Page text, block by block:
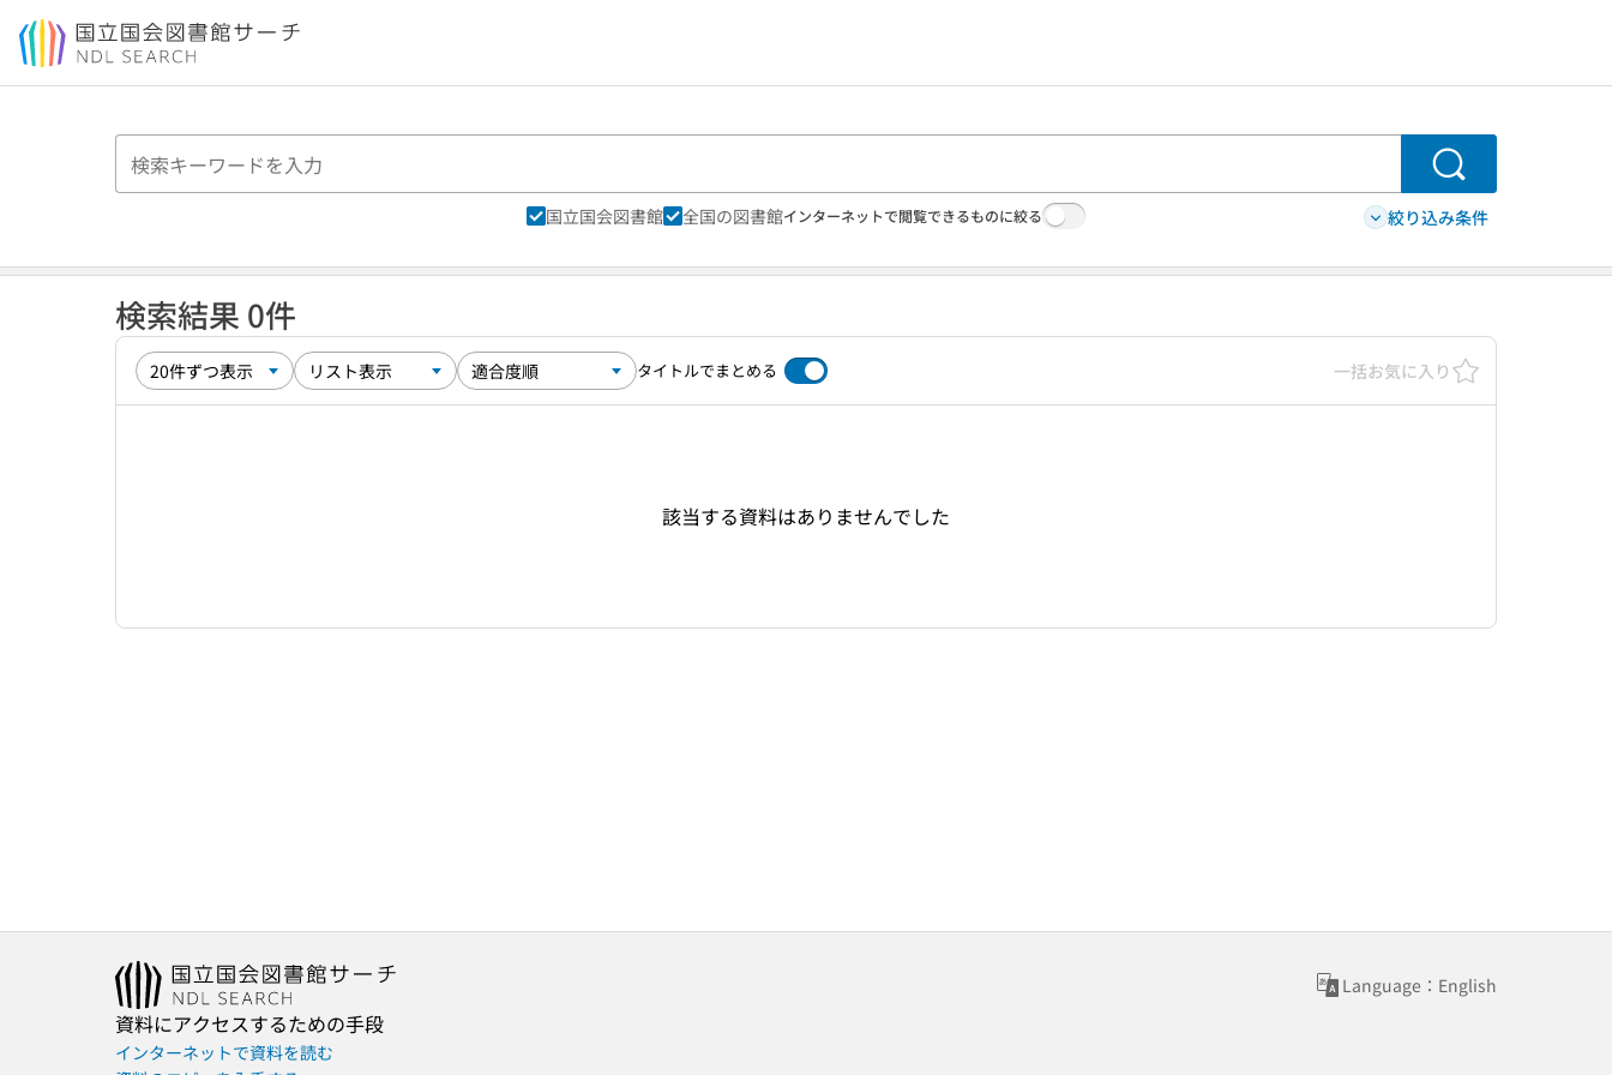
本文へ移動
検索
国立国会図書館 全国の図書館インターネットで閲覧できるものに絞る 絞り込み条件
検索結果 0件
タイトルでまとめる 一括お気に入り
該当する資料はありませんでした
Language：English
資料にアクセスするための手段
インターネットで資料を読む